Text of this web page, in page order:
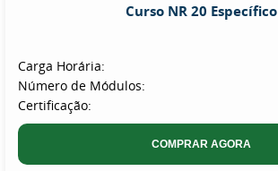
Curso NR 20 Específico
Carga Horária:
Número de Módulos:
Certificação:
COMPRAR AGORA